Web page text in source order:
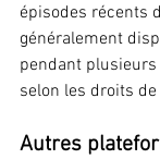
épisodes récents
généralement
pendant
selon les droits
Autres